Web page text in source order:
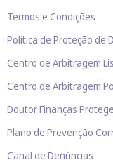
Termos e Condições
Política de Proteção de
Centro de Arbitragem
Centro de Arbitragem
Doutor Finanças Protege
Plano de Prevenção
Canal de Denúncias